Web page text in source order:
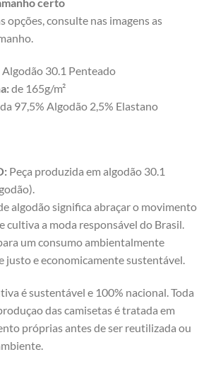
certo
opções, consulte nas imagens as
Algodão 30.1 Penteado
de 165g/m²
97,5% Algodão 2,5% Elastano
Peça produzida em algodão 30.1
algodão significa abraçar o movimento
cultiva a moda responsável do Brasil.
um consumo ambientalmente
justo e economicamente sustentável.
é sustentável e 100% nacional. Toda
das camisetas é tratada em
próprias antes de ser reutilizada ou